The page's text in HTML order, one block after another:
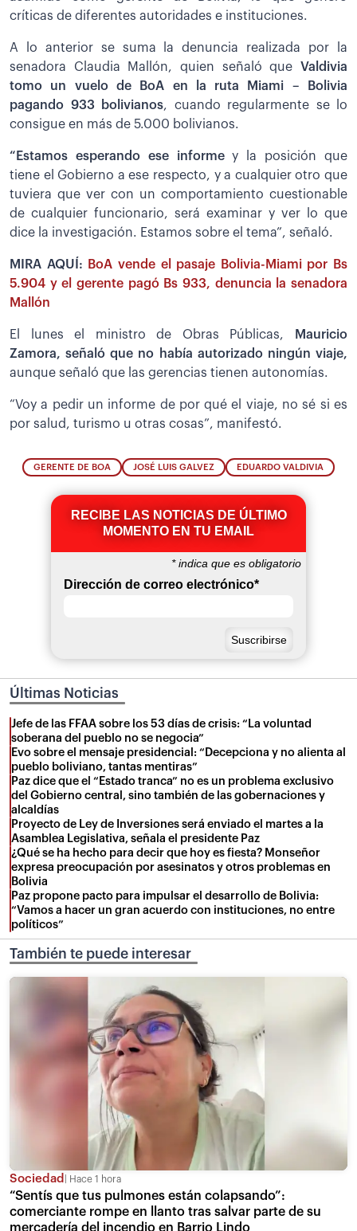
críticas de diferentes autoridades e instituciones.
A lo anterior se suma la denuncia realizada por la
senadora Claudia Mallón, quien señaló que Valdivia
tomo un vuelo de BoA en la ruta Miami – Bolivia
pagando 933 bolivianos, cuando regularmente se lo
consigue en más de 5.000 bolivianos.
“Estamos esperando ese informey la posición que
tiene el Gobierno a ese respecto, y a cualquier otro que
tuviera que ver con un comportamiento cuestionable
de cualquier funcionario, será examinar y ver lo que
dice la investigación. Estamos sobre el tema”, señaló.
MIRA AQUÍ:
BoA vende el pasaje Bolivia-Miami por Bs
5.904 y el gerente pagó Bs 933, denuncia la senadora
Mallón
El lunes el ministro de Obras Públicas,
Mauricio
Zamora, señaló que no había autorizado ningún viaje,
aunque señaló que las gerencias tienen autonomías.
“Voy a pedir un informe de por qué el viaje, no sé si es
por salud, turismo u otras cosas”, manifestó.
GERENTE DE BOA JOSÉ LUIS GALVEZ EDUARDO VALDIVIA
RECIBE LAS NOTICIAS DE ÚLTIMO
MOMENTO EN TU EMAIL
*indica que es obligatorio
Dirección de correo electrónico*
Últimas Noticias
Jefe de las FFAA sobre los 53 días de crisis: “La voluntad
soberana del pueblo no se negocia”
Evo sobre el mensaje presidencial: “Decepciona y no alienta al
pueblo boliviano, tantas mentiras”
Paz dice que el “Estado tranca” no es un problema exclusivo
del Gobierno central, sino también de las gobernaciones y
alcaldías
Proyecto de Ley de Inversiones será enviado el martes a la
Asamblea Legislativa, señala el presidente Paz
¿Qué se ha hecho para decir que hoy es fiesta? Monseñor
expresa preocupación por asesinatos y otros problemas en
Bolivia
Paz propone pacto para impulsar el desarrollo de Bolivia:
“Vamos a hacer un gran acuerdo con instituciones, no entre
políticos”
También te puede interesar
Sociedad Hace 1 hora
“Sentís que tus pulmones están colapsando”:
comerciante rompe en llanto tras salvar parte de su
mercadería del incendio en Barrio Lindo